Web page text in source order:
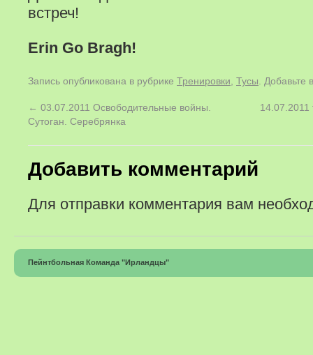
встреч!
Erin Go Bragh!
Запись опубликована в рубрике Тренировки Тусы . Добавьте
← 03.07.2011 Освободительные войны.
Сутоган. Серебрянка
14.07.2011
Добавить комментарий
Для отправки комментария вам
Пейнтбольная Команда "Ирландцы"